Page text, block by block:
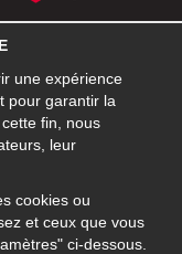
de produits à cette
une expérience
pour garantir la
fin, nous
leur
cookies ou
et ceux que vous
ci-dessous.